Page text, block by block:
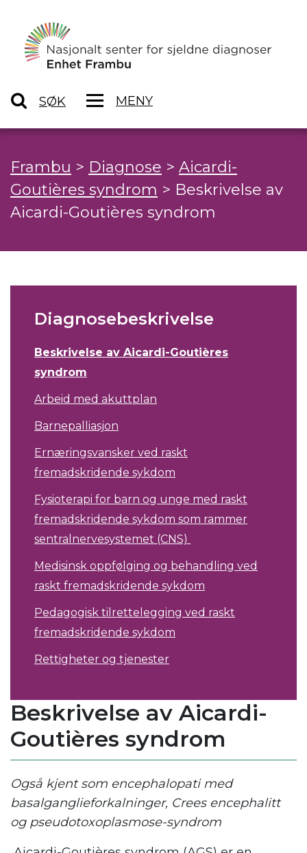
SØK MENY
Frambu > Diagnose > Aicardi-
Goutières syndrom > Beskrivelse av
Aicardi-Goutières syndrom
Diagnosebeskrivelse
Beskrivelse av Aicardi-Goutières
syndrom
Arbeid med akuttplan
Barnepalliasjon
Ernæringsvansker ved raskt
fremadskridende sykdom
Fysioterapi for barn og unge med raskt
fremadskridende sykdom som rammer
sentralnervesystemet (CNS)
Medisinsk oppfølging og behandling ved
raskt fremadskridende sykdom
Pedagogisk tilrettelegging ved raskt
fremadskridende sykdom
Rettigheter og tjenester
Beskrivelse av Aicardi-
Goutières syndrom
Også kjent som encephalopati med
basalganglieforkalninger, Crees encephalitt
og pseudotoxoplasmose-syndrom